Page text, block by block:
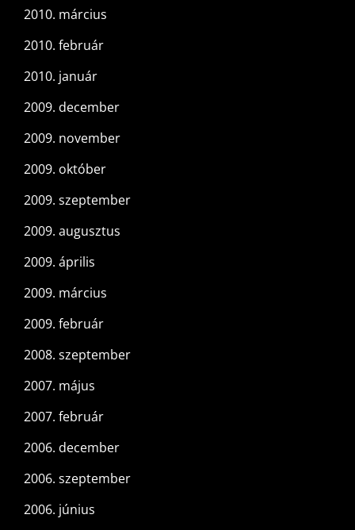
2010. március
2010. február
2010. január
2009. december
2009. november
2009. október
2009. szeptember
2009. augusztus
2009. április
2009. március
2009. február
2008. szeptember
2007. május
2007. február
2006. december
2006. szeptember
2006. június